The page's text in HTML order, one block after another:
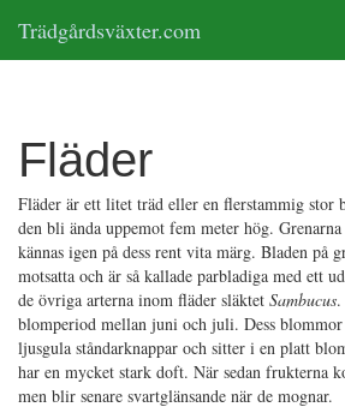
Trädgårdsväxter.com
Fläder
Fläder är ett litet träd eller en flerstammig stor
den bli ända uppemot fem meter hög.
kännas igen på dess rent vita märg. Bladen på
motsatta och är så kallade parbladiga med ett
de övriga arterna inom fläder släktet Sambucus
blomperiod mellan juni och juli. Dess
ljusgula ståndarknappar och sitter i en platt
har en mycket stark doft. När sedan frukterna
men blir senare svartglänsande när de mognar.